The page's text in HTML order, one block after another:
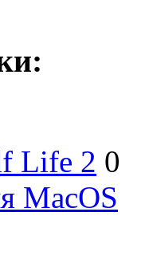
Life 2 0
MacOS